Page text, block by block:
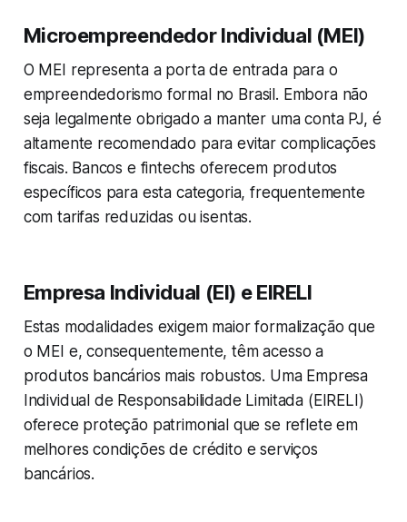
Microempreendedor Individual (MEI)
O MEI representa a porta de entrada para o
empreendedorismo formal no Brasil. Embora não
seja legalmente obrigado a manter uma conta PJ, é
altamente recomendado para evitar complicações
fiscais. Bancos e fintechs oferecem produtos
específicos para esta categoria, frequentemente
com tarifas reduzidas ou isentas.
Empresa Individual (EI) e EIRELI
Estas modalidades exigem maior formalização que
o MEI e, consequentemente, têm acesso a
produtos bancários mais robustos. Uma Empresa
Individual de Responsabilidade Limitada (EIRELI)
oferece proteção patrimonial que se reflete em
melhores condições de crédito e serviços
bancários.